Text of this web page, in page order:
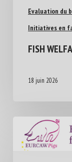
Evaluation du
Initiatives en
FISH
18 juin 2026